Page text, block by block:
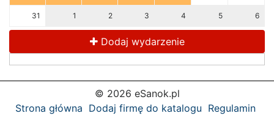
31 1 2 3 4 5 6
Dodaj wydarzenie
© 2026 eSanok.pl
Strona główna Dodaj firmę do katalogu Regulamin